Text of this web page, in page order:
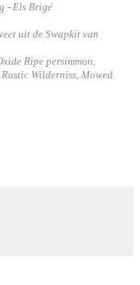
- Els Brigé
uit de Swapkit van
Ripe persimmon,
Wilderniss, Mowed